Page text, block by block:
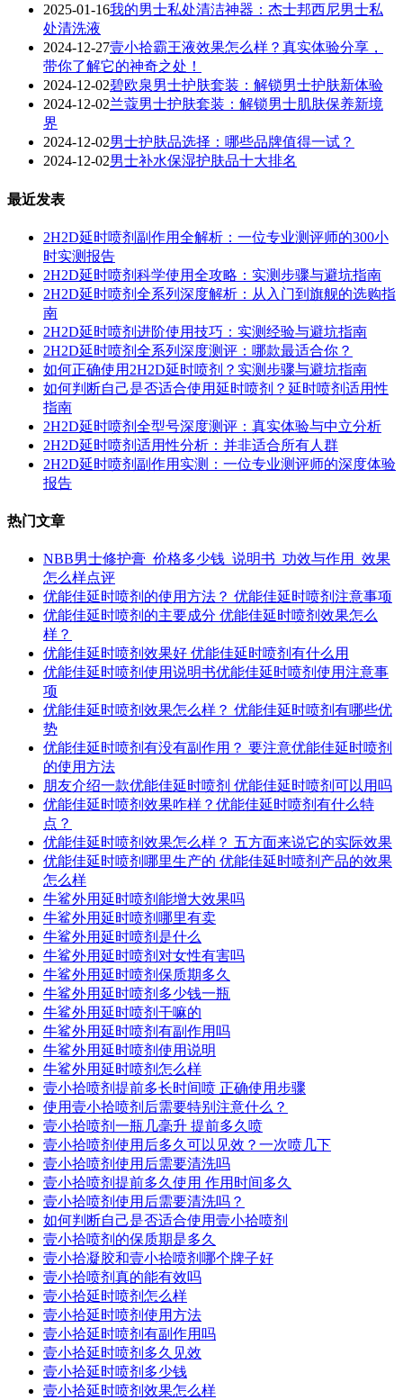
2025-01-16我的男士私处清洁神器：杰士邦西尼男士私
处清洗液
2024-12-27壹小拾霸王液效果怎么样？真实体验分享，
带你了解它的神奇之处！
2024-12-02碧欧泉男士护肤套装：解锁男士护肤新体验
2024-12-02兰蔻男士护肤套装：解锁男士肌肤保养新境
界
2024-12-02男士护肤品选择：哪些品牌值得一试？
2024-12-02男士补水保湿护肤品十大排名
最近发表
2H2D延时喷剂副作用全解析：一位专业测评师的300小
时实测报告
2H2D延时喷剂科学使用全攻略：实测步骤与避坑指南
2H2D延时喷剂全系列深度解析：从入门到旗舰的选购指
南
2H2D延时喷剂进阶使用技巧：实测经验与避坑指南
2H2D延时喷剂全系列深度测评：哪款最适合你？
如何正确使用2H2D延时喷剂？实测步骤与避坑指南
如何判断自己是否适合使用延时喷剂？延时喷剂适用性
指南
2H2D延时喷剂全型号深度测评：真实体验与中立分析
2H2D延时喷剂适用性分析：并非适合所有人群
2H2D延时喷剂副作用实测：一位专业测评师的深度体验
报告
热门文章
NBB男士修护膏_价格多少钱_说明书_功效与作用_效果
怎么样点评
优能佳延时喷剂的使用方法？ 优能佳延时喷剂注意事项
优能佳延时喷剂的主要成分 优能佳延时喷剂效果怎么
样？
优能佳延时喷剂效果好 优能佳延时喷剂有什么用
优能佳延时喷剂使用说明书优能佳延时喷剂使用注意事
项
优能佳延时喷剂效果怎么样？ 优能佳延时喷剂有哪些优
势
优能佳延时喷剂有没有副作用？ 要注意优能佳延时喷剂
的使用方法
朋友介绍一款优能佳延时喷剂 优能佳延时喷剂可以用吗
优能佳延时喷剂效果咋样？优能佳延时喷剂有什么特
点？
优能佳延时喷剂效果怎么样？ 五方面来说它的实际效果
优能佳延时喷剂哪里生产的 优能佳延时喷剂产品的效果
怎么样
牛鲨外用延时喷剂能增大效果吗
牛鲨外用延时喷剂哪里有卖
牛鲨外用延时喷剂是什么
牛鲨外用延时喷剂对女性有害吗
牛鲨外用延时喷剂保质期多久
牛鲨外用延时喷剂多少钱一瓶
牛鲨外用延时喷剂干嘛的
牛鲨外用延时喷剂有副作用吗
牛鲨外用延时喷剂使用说明
牛鲨外用延时喷剂怎么样
壹小拾喷剂提前多长时间喷 正确使用步骤
使用壹小拾喷剂后需要特别注意什么？
壹小拾喷剂一瓶几毫升 提前多久喷
壹小拾喷剂使用后多久可以见效？一次喷几下
壹小拾喷剂使用后需要清洗吗
壹小拾喷剂提前多久使用 作用时间多久
壹小拾喷剂使用后需要清洗吗？
如何判断自己是否适合使用壹小拾喷剂
壹小拾喷剂的保质期是多久
壹小拾凝胶和壹小拾喷剂哪个牌子好
壹小拾喷剂真的能有效吗
壹小拾延时喷剂怎么样
壹小拾延时喷剂使用方法
壹小拾延时喷剂有副作用吗
壹小拾延时喷剂多久见效
壹小拾延时喷剂多少钱
壹小拾延时喷剂效果怎么样